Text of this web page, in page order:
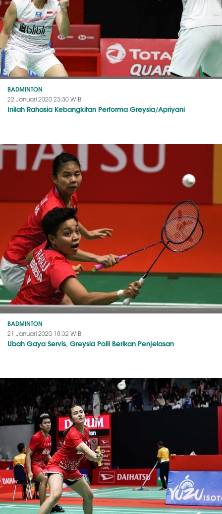
BADMINTON
22 Januari 2020 23:30 WIB
Inilah Rahasia Kebangkitan Performa Greysia/Apriyani
BADMINTON
21 Januari 2020 18:32 WIB
Ubah Gaya Servis, Greysia Polii Berikan Penjelasan